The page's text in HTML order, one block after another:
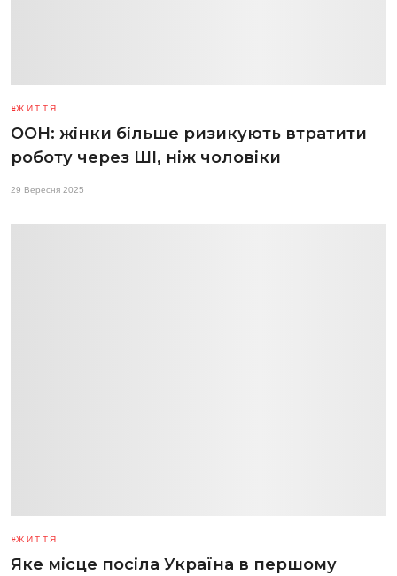
ЖИТТЯ
ООН: жінки більше ризикують втратити
роботу через ШІ, ніж чоловіки
29 Вересня 2025
ЖИТТЯ
Яке місце посіла Україна в першому